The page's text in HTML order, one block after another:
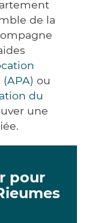
de la
ou
du
une
pour